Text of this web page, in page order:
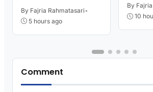
Kutoarjo
By Fajria Rahmatasari•
5 hours ago
Damkar
By
10
Comment